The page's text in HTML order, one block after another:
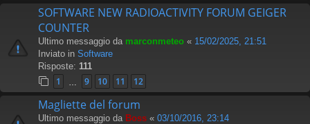
SOFTWARE NEW RADIOACTIVITY FORUM GEIGER
COUNTER
Ultimo messaggio da marconmeteo « 15/02/2025, 21:51
Inviato in Software
Risposte: 111
1 9 10 11 12
Magliette del forum
Ultimo messaggio da Boss « 03/10/2016, 23:14